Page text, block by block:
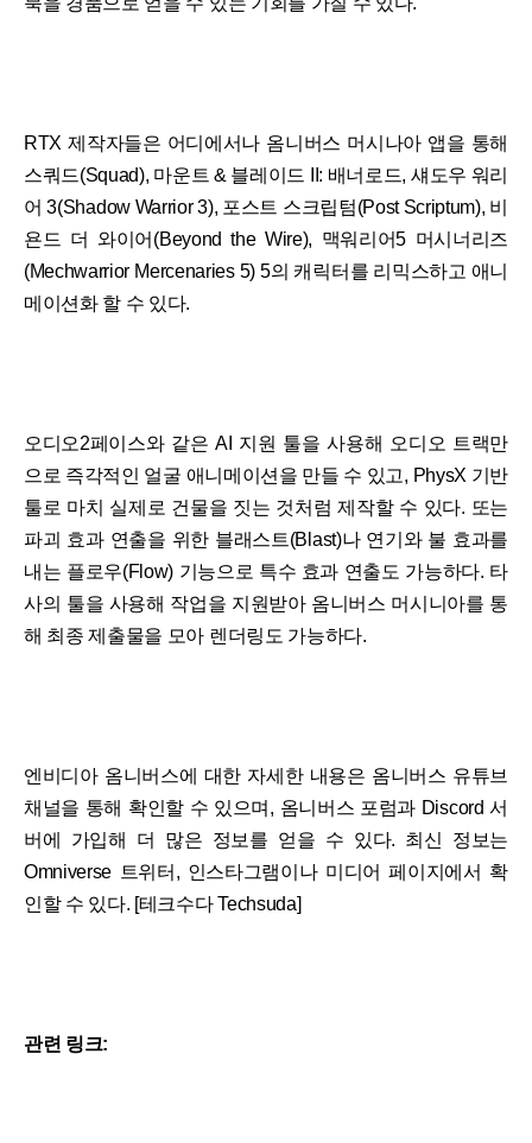
RTX 제작자들은 어디에서나 옴니버스 머시나아 앱을 통해
스쿼드(Squad), 마운트 & 블레이드 II: 배너로드, 섀도우 워리
어 3(Shadow Warrior 3), 포스트 스크립텀(Post Scriptum), 비
욘드 더 와이어(Beyond the Wire), 맥워리어5 머시너리즈
(Mechwarrior Mercenaries 5) 5의 캐릭터를 리믹스하고 애니
메이션화 할 수 있다.
오디오2페이스와 같은 AI 지원 툴을 사용해 오디오 트랙만
으로 즉각적인 얼굴 애니메이션을 만들 수 있고, PhysX 기반
툴로 마치 실제로 건물을 짓는 것처럼 제작할 수 있다. 또는
파괴 효과 연출을 위한 블래스트(Blast)나 연기와 불 효과를
내는 플로우(Flow) 기능으로 특수 효과 연출도 가능하다. 타
사의 툴을 사용해 작업을 지원받아 옴니버스 머시니아를 통
해 최종 제출물을 모아 렌더링도 가능하다.
엔비디아 옴니버스에 대한 자세한 내용은 옴니버스 유튜브
채널을 통해 확인할 수 있으며, 옴니버스 포럼과 Discord 서
버에 가입해 더 많은 정보를 얻을 수 있다. 최신 정보는
Omniverse 트위터, 인스타그램이나 미디어 페이지에서 확
인할 수 있다. [테크수다 Techsuda]
관련 링크: